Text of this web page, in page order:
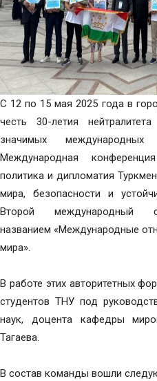
С 12 по 15 мая 2025 года в
честь 30-летия
значимых
Международная
политика и дипломатия
мира, безопасности и
Второй международный
названием «Международные
мира».
В работе этих авторитетных
студентов ТНУ под
наук, доцента кафедры
Тагаева.
В состав команды вошли